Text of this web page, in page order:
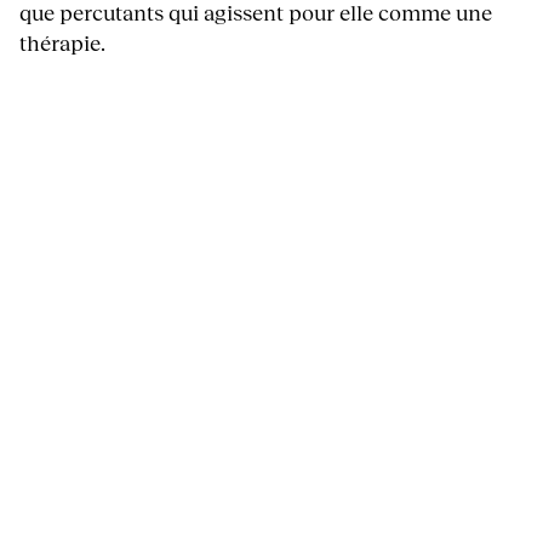
que percutants qui agissent pour elle comme une
thérapie.